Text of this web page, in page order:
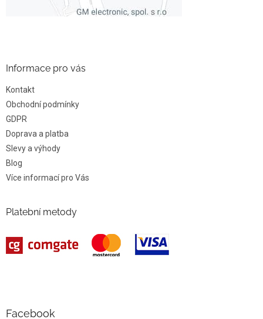
Informace pro vás
Kontakt
Obchodní podmínky
GDPR
Doprava a platba
Slevy a výhody
Blog
Více informací pro Vás
Platební metody
Facebook